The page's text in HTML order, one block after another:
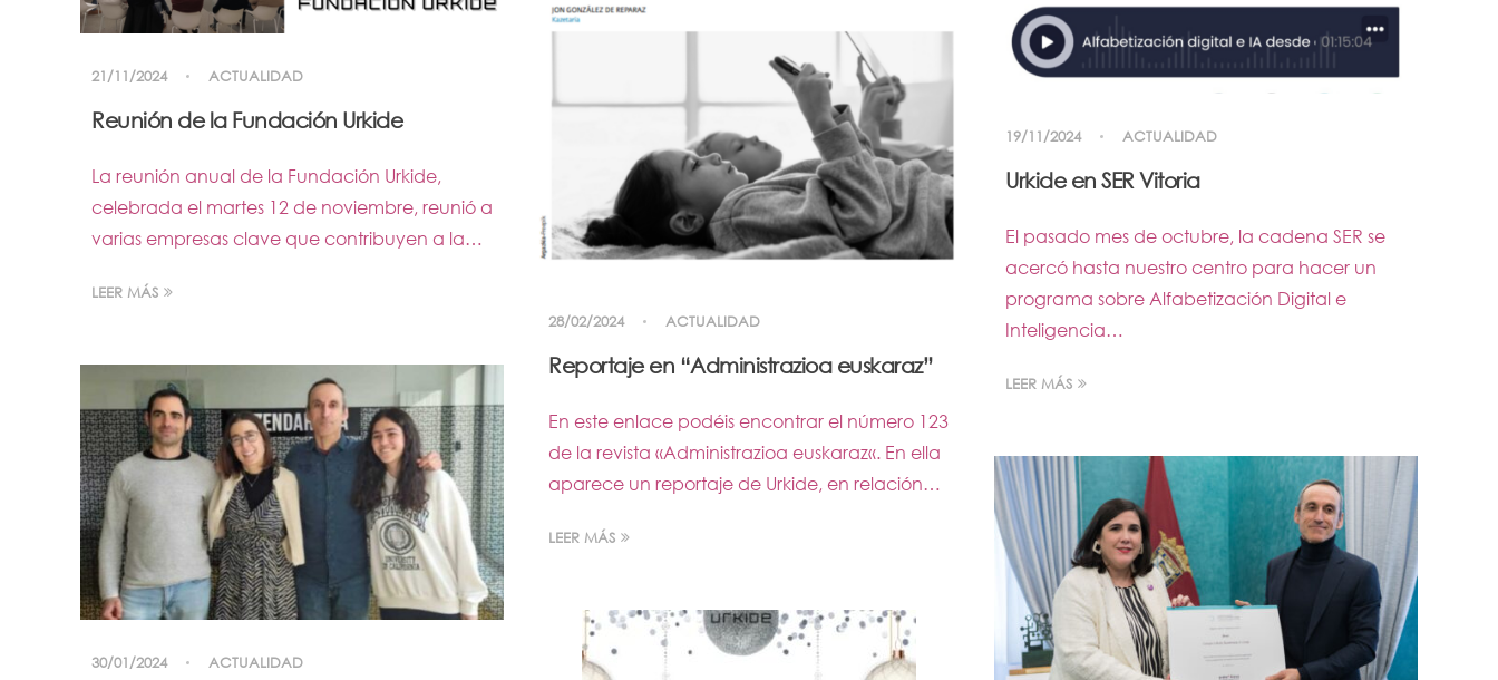
21/11/2024 ACTUALIDAD
Reunión de la Fundación Urkide
La reunión anual de la Fundación Urkide,
celebrada el martes 12 de noviembre, reunió a
varias empresas clave que contribuyen a la…
LEER MÁS
19/11/2024 ACTUALIDAD
Urkide en SER Vitoria
El pasado mes de octubre, la cadena SER se
acercó hasta nuestro centro para hacer un
programa sobre Alfabetización Digital e
Inteligencia…
LEER MÁS
28/02/2024 ACTUALIDAD
Reportaje en “Administrazioa euskaraz”
En este enlace podéis encontrar el número 123
de la revista «Administrazioa euskaraz«. En ella
aparece un reportaje de Urkide, en relación…
LEER MÁS
30/01/2024 ACTUALIDAD